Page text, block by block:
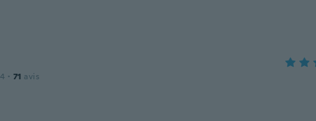
· 71 avis